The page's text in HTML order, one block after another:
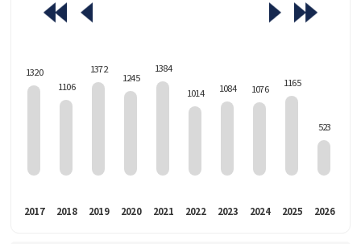
1320
2017
1106
2018
1372
2019
1245
2020
1384
2021
1014
2022
1084
2023
1076
2024
1165
2025
523
2026